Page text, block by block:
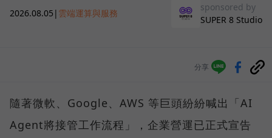
2026.08.05 | 雲端運算與服務
sponsored by
SUPER 8 Studio
分享
隨著微軟、Google、AWS 等巨頭紛紛喊出「AI
Agent將接管工作流程」，企業營運已正式宣告